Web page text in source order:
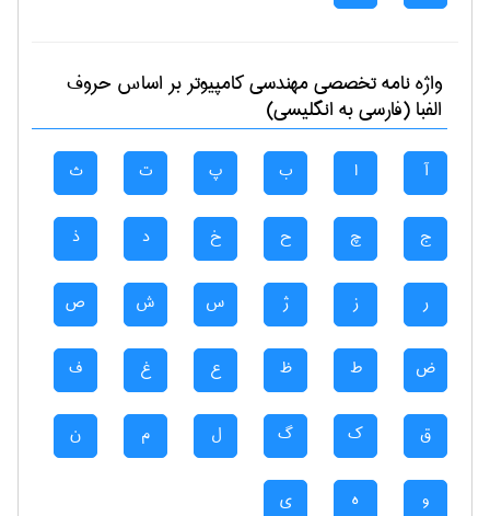
واژه نامه تخصصیمهندسی كامپيوتربر اساس حروف
الفبا (فارسی به انگلیسی)
آ ا ب پ ت ث
ج چ ح خ د ذ
ر ز ژ س ش ص
ض ط ظ ع غ ف
ق ک گ ل م ن
و ه ی